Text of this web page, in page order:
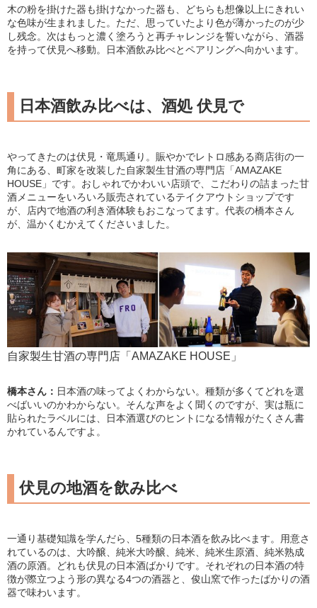
木の粉を掛けた器も掛けなかった器も、どちらも想像以上にきれい
な色味が生まれました。ただ、思っていたより色が薄かったのが少
し残念。次はもっと濃く塗ろうと再チャレンジを誓いながら、酒器
を持って伏見へ移動。日本酒飲み比べとペアリングへ向かいます。
日本酒飲み比べは、酒処 伏見で
やってきたのは伏見・竜馬通り。賑やかでレトロ感ある商店街の一
角にある、町家を改装した自家製生甘酒の専門店「AMAZAKE
HOUSE」です。おしゃれでかわいい店頭で、こだわりの詰まった甘
酒メニューをいろいろ販売されているテイクアウトショップです
が、店内で地酒の利き酒体験もおこなってます。代表の橋本さん
が、温かくむかえてくださいました。
自家製生甘酒の専門店「AMAZAKE HOUSE」
橋本さん： 日本酒の味ってよくわからない。種類が多くてどれを選
べばいいのかわからない。そんな声をよく聞くのですが、実は瓶に
貼られたラベルには、日本酒選びのヒントになる情報がたくさん書
かれているんですよ。
伏見の地酒を飲み比べ
一通り基礎知識を学んだら、5種類の日本酒を飲み比べます。用意さ
れているのは、大吟醸、純米大吟醸、純米、純米生原酒、純米熟成
酒の原酒。どれも伏見の日本酒ばかりです。それぞれの日本酒の特
徴が際立つよう形の異なる4つの酒器と、俊山窯で作ったばかりの酒
器で味わいます。